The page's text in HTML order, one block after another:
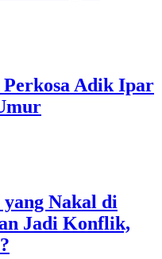
Adik Ipar
Nakal di
Jadi Konflik,